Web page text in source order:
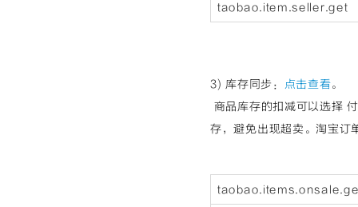
taobao.item.seller.get
3) 库存同步： 点击查看。
商品库存的扣减可以选择
存，避免出现超卖。淘宝订